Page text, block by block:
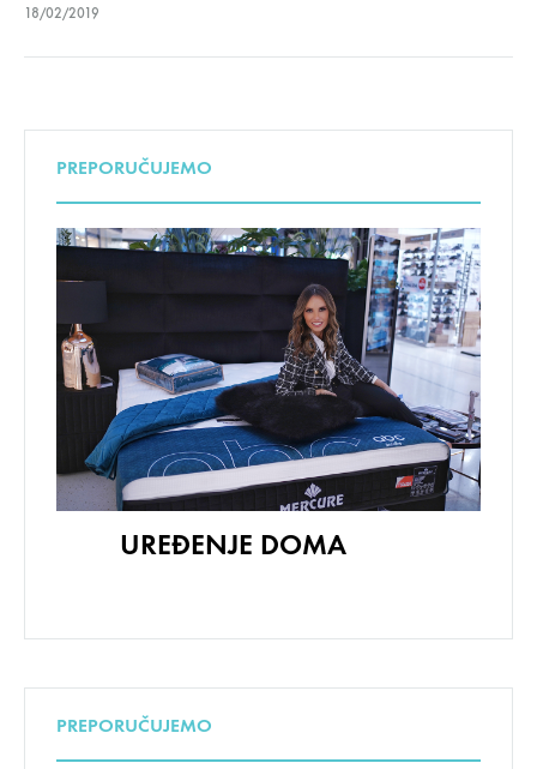
18/02/2019
PREPORUČUJEMO
UREĐENJE DOMA
PREPORUČUJEMO